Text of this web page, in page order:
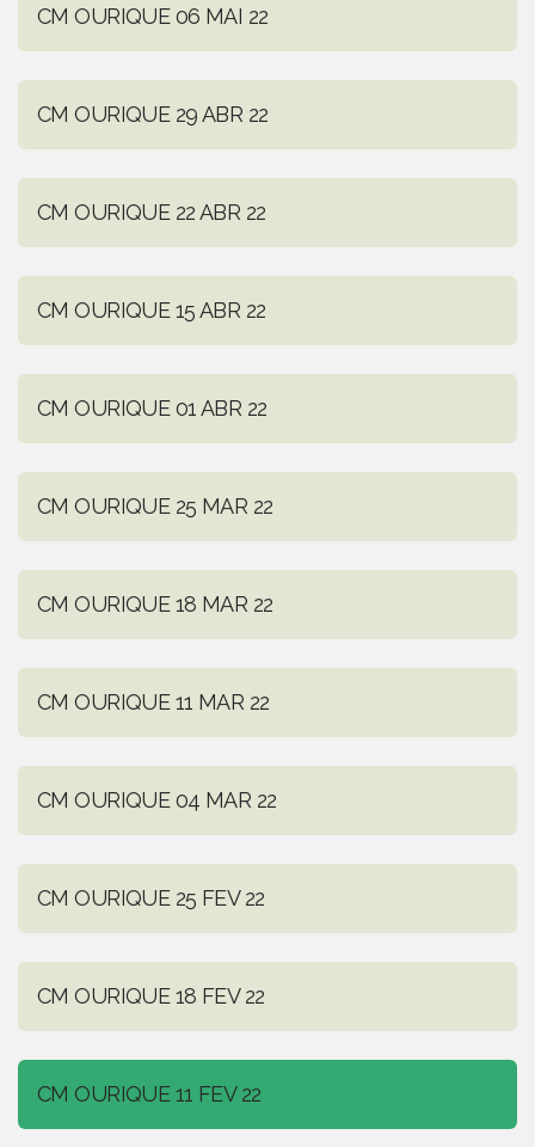
CM OURIQUE 06 MAI 22
CM OURIQUE 29 ABR 22
CM OURIQUE 22 ABR 22
CM OURIQUE 15 ABR 22
CM OURIQUE 01 ABR 22
CM OURIQUE 25 MAR 22
CM OURIQUE 18 MAR 22
CM OURIQUE 11 MAR 22
CM OURIQUE 04 MAR 22
CM OURIQUE 25 FEV 22
CM OURIQUE 18 FEV 22
CM OURIQUE 11 FEV 22